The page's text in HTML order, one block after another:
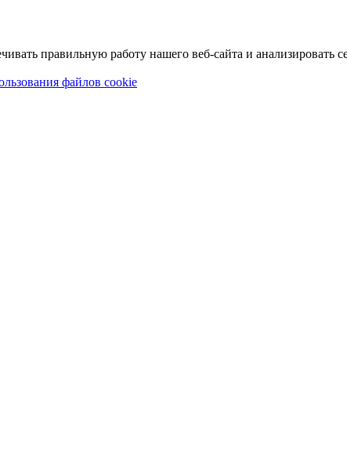
правильную работу нашего веб-сайта и анализировать
файлов cookie